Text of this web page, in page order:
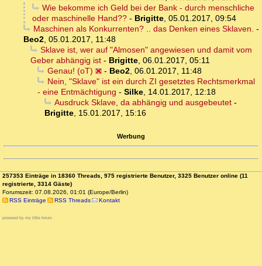
Wie bekomme ich Geld bei der Bank - durch menschliche
oder maschinelle Hand?? - Brigitte, 05.01.2017, 09:54
Maschinen als Konkurrenten? .. das Denken eines Sklaven. -
Beo2, 05.01.2017, 11:48
Sklave ist, wer auf "Almosen" angewiesen und damit vom
Geber abhängig ist - Brigitte, 06.01.2017, 05:11
Genau! (oT)
- Beo2, 06.01.2017, 11:48
Nein, "Sklave" ist ein durch ZI gesetztes Rechtsmerkmal
- eine Entmächtigung - Silke, 14.01.2017, 12:18
Ausdruck Sklave, da abhängig und ausgebeutet-
Brigitte, 15.01.2017, 15:16
Werbung
257353 Einträge in 18360 Threads, 975 registrierte Benutzer, 3325 Benutzer online (11
registrierte, 3314 Gäste)
Forumszeit: 07.08.2026, 01:01 (Europe/Berlin)
RSS Einträge
RSS Threads Kontakt
powered by my little forum